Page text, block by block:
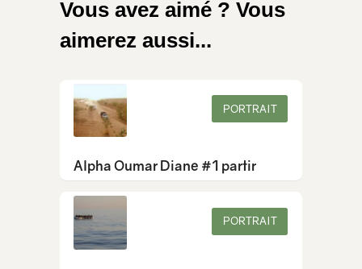
Vous avez aimé ? Vous
aimerez aussi...
PORTRAIT
Alpha Oumar Diane #1 partir
PORTRAIT